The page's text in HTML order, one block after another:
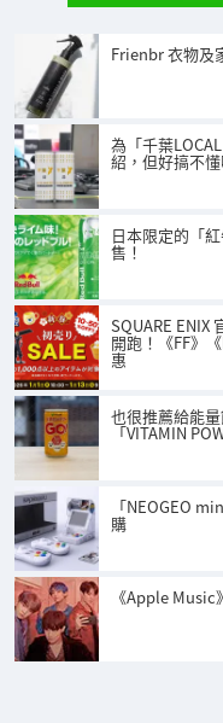
Frienbr 衣物及
為「千葉
紹，但好搞不
日本限定的「
售！
SQUARE ENIX
開跑！《FF》
惠
也很推薦給能
「VITAMIN
「NEOGEO
購
《Apple